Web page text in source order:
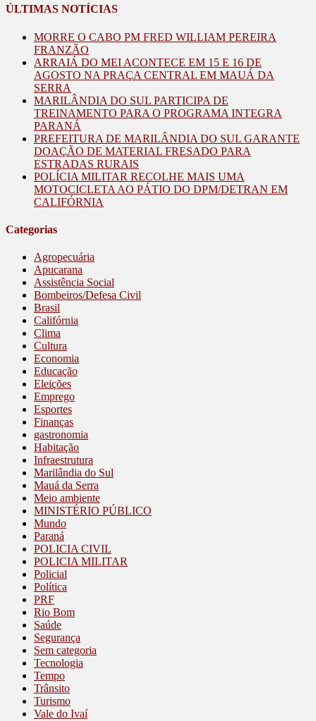
ÚLTIMAS NOTÍCIAS
MORRE O CABO PM FRED WILLIAM PEREIRA
FRANZÃO
ARRAIÁ DO MEI ACONTECE EM 15 E 16 DE
AGOSTO NA PRAÇA CENTRAL EM MAUÁ DA
SERRA
MARILÂNDIA DO SUL PARTICIPA DE
TREINAMENTO PARA O PROGRAMA INTEGRA
PARANÁ
PREFEITURA DE MARILÂNDIA DO SUL GARANTE
DOAÇÃO DE MATERIAL FRESADO PARA
ESTRADAS RURAIS
POLÍCIA MILITAR RECOLHE MAIS UMA
MOTOCICLETA AO PÁTIO DO DPM/DETRAN EM
CALIFÓRNIA
Categorias
Agropecuária
Apucarana
Assistência Social
Bombeiros/Defesa Civil
Brasil
Califórnia
Clima
Cultura
Economia
Educação
Eleições
Emprego
Esportes
Finanças
gastronomia
Habitação
Infraestrutura
Marilândia do Sul
Mauá da Serra
Meio ambiente
MINISTÉRIO PÚBLICO
Mundo
Paraná
POLICIA CIVIL
POLICIA MILITAR
Policial
Política
PRF
Rio Bom
Saúde
Segurança
Sem categoria
Tecnologia
Tempo
Trânsito
Turismo
Vale do Ivaí